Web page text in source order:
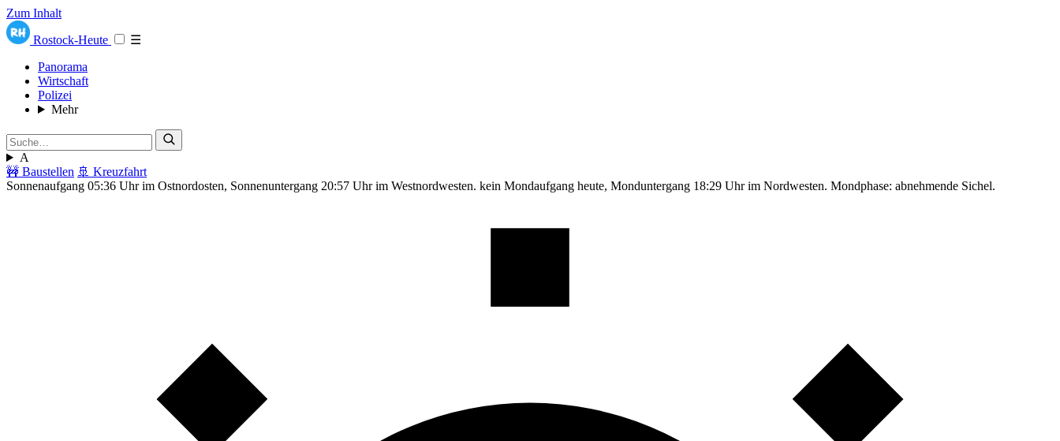
Zum Inhalt
Rostock-Heute
☰
Panorama
Wirtschaft
Polizei
Mehr
A
🚧 Baustellen 🚢 Kreuzfahrt
Sonnenaufgang 05:36 Uhr im Ostnordosten, Sonnenuntergang 20:57 Uhr im Westnordwesten. kein Mondaufgang heute, Monduntergang 18:29 Uhr im Nordwesten. Mondphase: abnehmende Sichel.